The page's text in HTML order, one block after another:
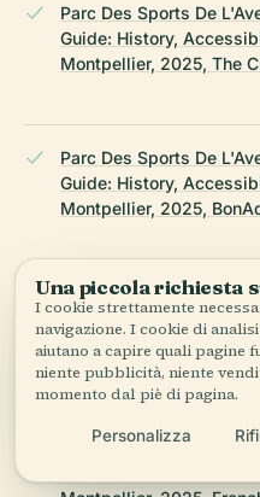
Parc Des Sports De
Guide: History,
Montpellier, 2025, The
Parc Des Sports De
Guide: History,
Montpellier, 2025,
Parc Des Sports De
Guide: History,
Montpellier, 2025,
Parc Des Sports De
Una piccola richiesta
I cookie strettamente
navigazione. I cookie di
aiutano a capire quali pagine
niente pubblicità, niente
momento dal piè di pagina.
Personalizza